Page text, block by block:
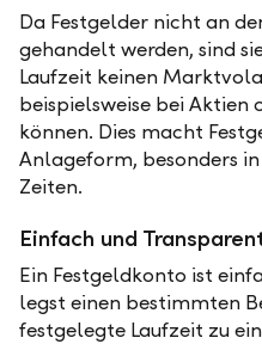
Da Festgelder nicht an
gehandelt werden, sind
Laufzeit keinen
beispielsweise bei
können. Dies macht
Anlageform, besonders
Zeiten.
Einfach und
Ein Festgeldkonto ist
legst einen bestimmten
festgelegte Laufzeit zu